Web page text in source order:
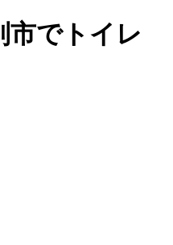
市でトイレ